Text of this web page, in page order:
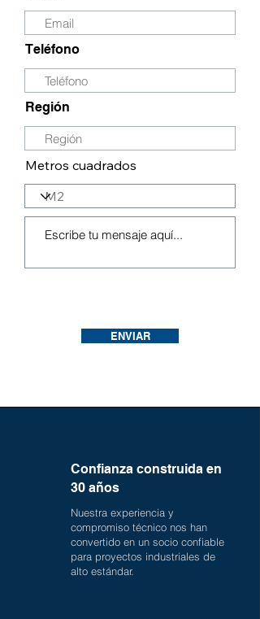
Teléfono
Región
Metros cuadrados
ENVIAR
Confianza construida en
30 años
Nuestra experiencia y
compromiso técnico nos han
convertido en un socio confiable
para proyectos industriales de
alto estándar.